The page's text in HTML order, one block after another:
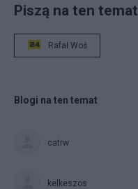
Piszą na ten temat
Rafał Woś
Blogi na ten temat
catrw
kelkeszos